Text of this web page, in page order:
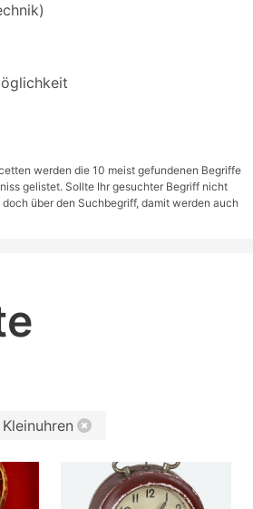
werden die 10 meist gefundenen Begriffe
gelistet. Sollte Ihr gesuchter Begriff nicht
über den Suchbegriff, damit werden auch
Kleinuhren